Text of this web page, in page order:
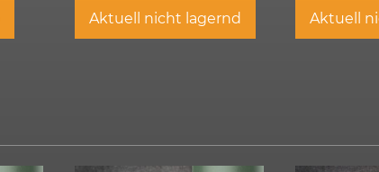
Aktuell nicht lagernd Aktuell